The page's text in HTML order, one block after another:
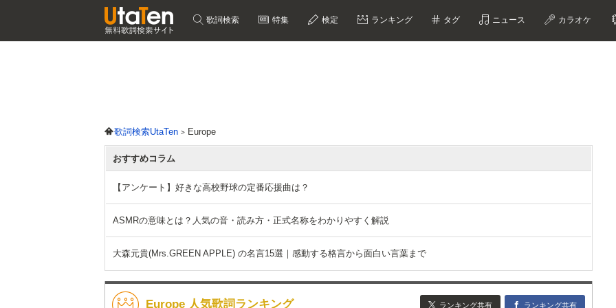
歌詞検索 特集 検定 ランキング タグ ニュース カラオケ
歌詞検索UtaTen Europe
おすすめコラム
【アンケート】好きな高校野球の定番応援曲は？
ASMRの意味とは？人気の音・読み方・正式名称をわかりやすく解説
大森元貴(Mrs.GREEN APPLE) の名言15選｜感動する格言から面白い言葉まで
Europe 人気歌詞ランキング ランキング共有 ランキング共有